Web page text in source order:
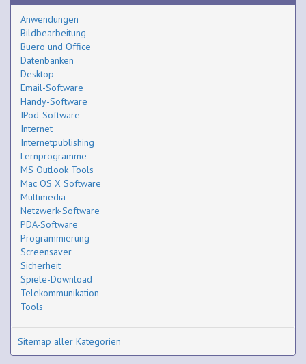
Anwendungen
Bildbearbeitung
Buero und Office
Datenbanken
Desktop
Email-Software
Handy-Software
IPod-Software
Internet
Internetpublishing
Lernprogramme
MS Outlook Tools
Mac OS X Software
Multimedia
Netzwerk-Software
PDA-Software
Programmierung
Screensaver
Sicherheit
Spiele-Download
Telekommunikation
Tools
Sitemap aller Kategorien